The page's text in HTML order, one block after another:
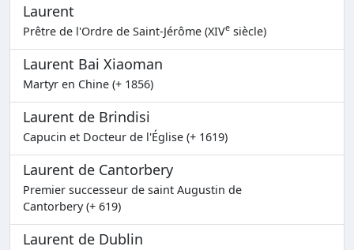
Laurent
Prêtre de l'Ordre de Saint-Jérôme (XIVe siècle)
Laurent Bai Xiaoman
Martyr en Chine (+ 1856)
Laurent de Brindisi
Capucin et Docteur de l'Église (+ 1619)
Laurent de Cantorbery
Premier successeur de saint Augustin de
Cantorbery (+ 619)
Laurent de Dublin